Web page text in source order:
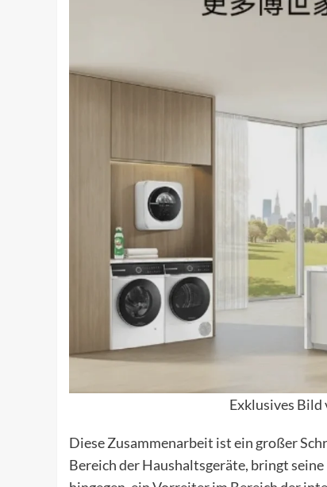
Exklusives Bild
Diese Zusammenarbeit ist ein großer
Bereich der Haushaltsgeräte, bringt